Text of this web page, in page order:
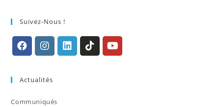
Suivez-Nous !
un
nouvel
nouvel
Actualités
Communiqués